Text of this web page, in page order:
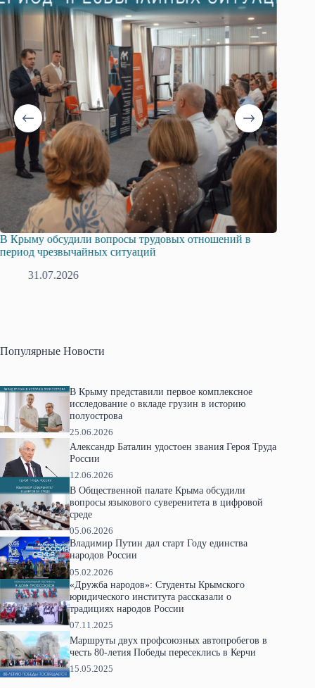
Русская община Крыма и Федерация независимых
профсоюзов Крыма укрепляют сотрудничество
28.07.2026
Популярные Новости
В Крыму представили первое комплексное
исследование о вкладе грузин в историю
полуострова
25.06.2026
Александр Баталин удостоен звания Героя Труда
России
12.06.2026
В Общественной палате Крыма обсудили
вопросы языкового суверенитета в цифровой
среде
05.06.2026
Владимир Путин дал старт Году единства
народов России
05.02.2026
«Дружба народов»: Студенты Крымского
юридического института рассказали о
традициях народов России
07.11.2025
Маршруты двух профсоюзных автопробегов в
честь 80-летия Победы пересеклись в Керчи
15.05.2025